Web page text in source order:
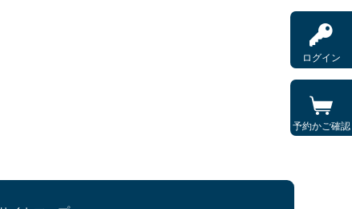
ログイン
予約かご確認